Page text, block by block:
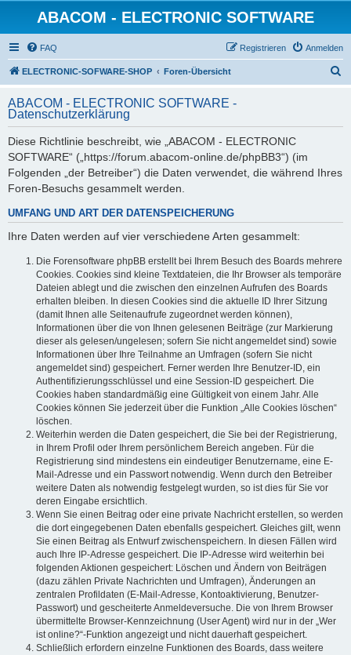
ABACOM - ELECTRONIC SOFTWARE
FAQ Anmelden
Registrieren
ELECTRONIC-SOFWARE-SHOP Foren-Übersicht
h
ABACOM - ELECTRONIC SOFTWARE -
Datenschutzerklärung
Diese Richtlinie beschreibt, wie „ABACOM - ELECTRONIC
SOFTWARE“ („https://forum.abacom-online.de/phpBB3“) (im
Folgenden „der Betreiber“) die Daten verwendet, die während Ihres
Foren-Besuchs gesammelt werden.
UMFANG UND ART DER DATENSPEICHERUNG
Ihre Daten werden auf vier verschiedene Arten gesammelt:
Die Forensoftware phpBB erstellt bei Ihrem Besuch des Boards mehrere
Cookies. Cookies sind kleine Textdateien, die Ihr Browser als temporäre
Dateien ablegt und die zwischen den einzelnen Aufrufen des Boards
erhalten bleiben. In diesen Cookies sind die aktuelle ID Ihrer Sitzung
(damit Ihnen alle Seitenaufrufe zugeordnet werden können),
Informationen über die von Ihnen gelesenen Beiträge (zur Markierung
dieser als gelesen/ungelesen; sofern Sie nicht angemeldet sind) sowie
Informationen über Ihre Teilnahme an Umfragen (sofern Sie nicht
angemeldet sind) gespeichert. Ferner werden Ihre Benutzer-ID, ein
Authentifizierungsschlüssel und eine Session-ID gespeichert. Die
Cookies haben standardmäßig eine Gültigkeit von einem Jahr. Alle
Cookies können Sie jederzeit über die Funktion „Alle Cookies löschen“
löschen.
Weiterhin werden die Daten gespeichert, die Sie bei der Registrierung,
in Ihrem Profil oder Ihrem persönlichem Bereich angeben. Für die
Registrierung sind mindestens ein eindeutiger Benutzername, eine E-
Mail-Adresse und ein Passwort notwendig. Wenn durch den Betreiber
weitere Daten als notwendig festgelegt wurden, so ist dies für Sie vor
deren Eingabe ersichtlich.
Wenn Sie einen Beitrag oder eine private Nachricht erstellen, so werden
die dort eingegebenen Daten ebenfalls gespeichert. Gleiches gilt, wenn
Sie einen Beitrag als Entwurf zwischenspeichern. In diesen Fällen wird
auch Ihre IP-Adresse gespeichert. Die IP-Adresse wird weiterhin bei
folgenden Aktionen gespeichert: Löschen und Ändern von Beiträgen
(dazu zählen Private Nachrichten und Umfragen), Änderungen an
zentralen Profildaten (E-Mail-Adresse, Kontoaktivierung, Benutzer-
Passwort) und gescheiterte Anmeldeversuche. Die von Ihrem Browser
übermittelte Browser-Kennzeichnung (User Agent) wird nur in der „Wer
ist online?“-Funktion angezeigt und nicht dauerhaft gespeichert.
Schließlich erfordern einzelne Funktionen des Boards, dass weitere